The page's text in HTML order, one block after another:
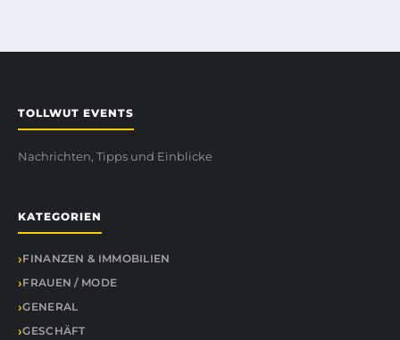
TOLLWUT EVENTS
Nachrichten, Tipps und Einblicke
KATEGORIEN
FINANZEN & IMMOBILIEN
FRAUEN / MODE
GENERAL
GESCHÄFT